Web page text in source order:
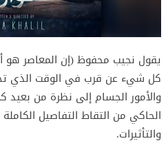
يقول نجيب محفوظ (إن المعاصر هو
كل شيء عن قرب في الوقت الذي
والأمور الجسام إلى نظرة من بعيد
الحاكي من التقاط التفاصيل
والتأثيرات.